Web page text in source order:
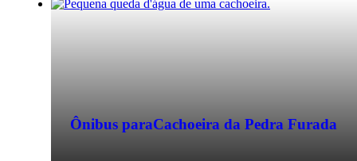
Ônibus paraCachoeira da Pedra Furada